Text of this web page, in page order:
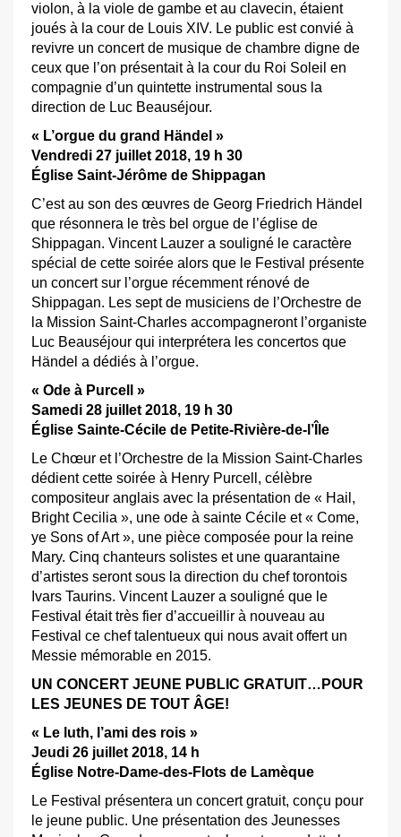
violon, à la viole de gambe et au clavecin, étaient
joués à la cour de Louis XIV. Le public est convié à
revivre un concert de musique de chambre digne de
ceux que l’on présentait à la cour du Roi Soleil en
compagnie d’un quintette instrumental sous la
direction de Luc Beauséjour.
« L’orgue du grand Händel »
Vendredi 27 juillet 2018, 19 h 30
Église Saint-Jérôme de Shippagan
C’est au son des œuvres de Georg Friedrich Händel
que résonnera le très bel orgue de l’église de
Shippagan. Vincent Lauzer a souligné le caractère
spécial de cette soirée alors que le Festival présente
un concert sur l’orgue récemment rénové de
Shippagan. Les sept de musiciens de l’Orchestre de
la Mission Saint-Charles accompagneront l’organiste
Luc Beauséjour qui interprétera les concertos que
Händel a dédiés à l’orgue.
« Ode à Purcell »
Samedi 28 juillet 2018, 19 h 30
Église Sainte-Cécile de Petite-Rivière-de-l’Île
Le Chœur et l’Orchestre de la Mission Saint-Charles
dédient cette soirée à Henry Purcell, célèbre
compositeur anglais avec la présentation de « Hail,
Bright Cecilia », une ode à sainte Cécile et « Come,
ye Sons of Art », une pièce composée pour la reine
Mary. Cinq chanteurs solistes et une quarantaine
d’artistes seront sous la direction du chef torontois
Ivars Taurins. Vincent Lauzer a souligné que le
Festival était très fier d’accueillir à nouveau au
Festival ce chef talentueux qui nous avait offert un
Messie mémorable en 2015.
UN CONCERT JEUNE PUBLIC GRATUIT…POUR
LES JEUNES DE TOUT ÂGE!
« Le luth, l’ami des rois »
Jeudi 26 juillet 2018, 14 h
Église Notre-Dame-des-Flots de Lamèque
Le Festival présentera un concert gratuit, conçu pour
le jeune public. Une présentation des Jeunesses